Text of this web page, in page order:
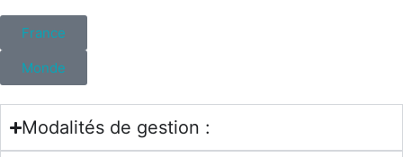
France
Monde
Modalités de gestion :